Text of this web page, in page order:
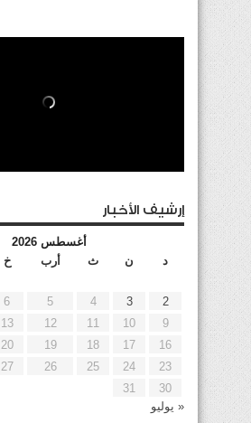
إرشيف الأخبار
أغسطس 2026
د
ن ث أرب خ
2
3
4
5
6
9
10
11
12
13
16
17
18
19
20
23
24
25
26
27
30
31
« يوليو